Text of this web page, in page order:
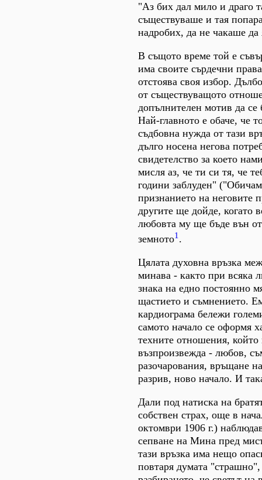
"Аз бих дал мило и драго
съществуваше и тая
надробих, да не чакаше да
В същото време той е
има своите сърдечни
отстоява своя избор.
от съществуващото
допълнителен мотив да се
Най-главното е обаче, че
съдбовна нужда от тази
дълго носена негова
свидетелство за което
мисля аз, че ти си тя, че
години заблуден"
признанието на неговите
другите ще дойде, когато
любовта му ще бъде вън от
земното1 .
Цялата духовна връзка
минава - както при всяка
знака на едно постоянно
щастието и съмнението.
кардиограма бележи
самото начало се оформя
техните отношения,
възпроизвежда - любов,
разочарования, връщане
разрив, ново начало. И
Дали под натиска на
собствен страх, още в
октомври 1906 г.)
сепване на Мина пред
тази връзка има нещо
повтаря думата "страшно",